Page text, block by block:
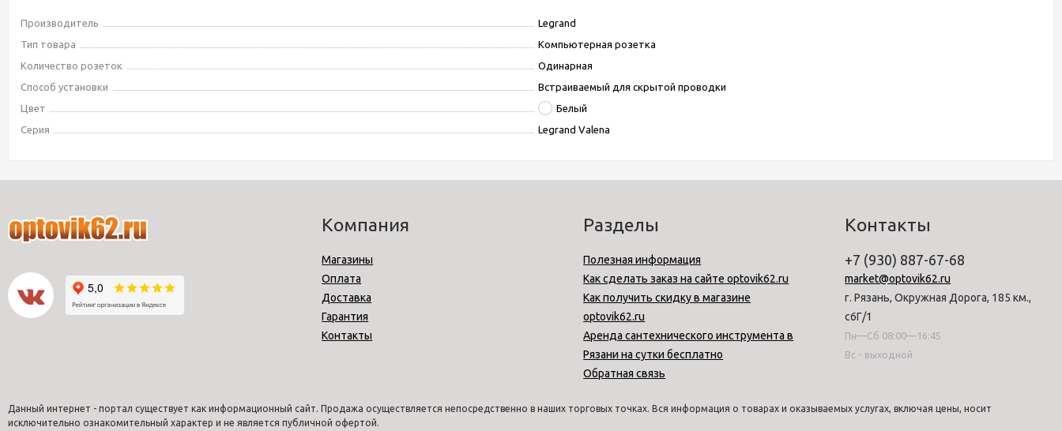
Производитель
Legrand
Тип товара
Компьютерная розетка
Количество розеток
Одинарная
Способ установки
Встраиваемый для скрытой проводки
Цвет
Белый
Серия
Legrand Valena
Компания
Магазины
Оплата
Доставка
Гарантия
Контакты
Разделы
Полезная информация
Как сделать заказ на сайте optovik62.ru
Как получить скидку в магазине
optovik62.ru
Аренда сантехнического инструмента в
Рязани на сутки бесплатно
Обратная связь
Контакты
+7 (930) 887-67-68
market@optovik62.ru
г. Рязань, Окружная Дорога, 185 км.,
с6Г/1
Пн—Сб 08:00—16:45
Вс - выходной
Данный интернет - портал существует как информационный сайт. Продажа осуществляется непосредственно в наших торговых точках. Вся информация о товарах и оказываемых услугах, включая цены, носит
исключительно ознакомительный характер и не является публичной офертой.